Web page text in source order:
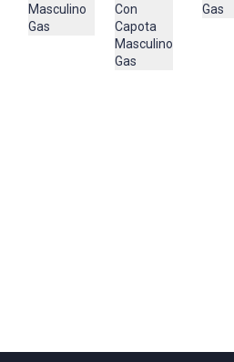
Masculino
Gas
Con
Capota
Masculino
Gas
Gas